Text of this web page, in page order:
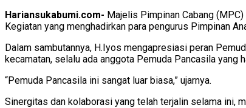
Hariansukabumi.com- Majelis Pimpinan Cabang
Kegiatan yang menghadirkan para pengurus Pimpinan
Dalam sambutannya, H.Iyos mengapresiasi peran
kecamatan, selalu ada anggota Pemuda Pancasila yang
“Pemuda Pancasila ini sangat luar biasa,” ujarnya.
Sinergitas dan kolaborasi yang telah terjalin selama ini,